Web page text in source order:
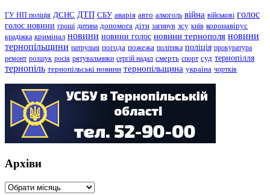
ГУ НП поліція ДСНС ДТП СБУ аварія авто алкоголь війна військові голос
голос новини гроші дитина допомога діти загинув зсу київ коронавірус
крадіжка кримінал новини новини голос новини тернополя новини
тернопільщини патрульні погода пожежа політика поліція прокуратура
ремонт розшук росія рятувальники сергій надал смерть спорт суд тернопілля
тернопіль тернопільські новини тернопільщина україна чортків
Архіви
Архіви